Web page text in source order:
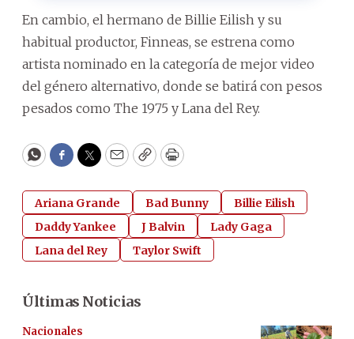
En cambio, el hermano de Billie Eilish y su
habitual productor, Finneas, se estrena como
artista nominado en la categoría de mejor video
del género alternativo, donde se batirá con pesos
pesados como The 1975 y Lana del Rey.
WhatsApp
Facebook
Twitter
EmailCopyPrint
Ariana Grande Bad Bunny
Billie Eilish
Daddy Yankee
J Balvin
Lady Gaga
Lana del Rey
Taylor Swift
Últimas Noticias
Nacionales